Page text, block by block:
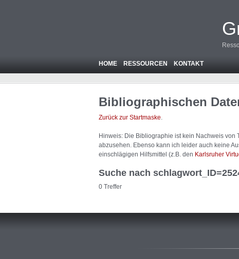
HOME RESSOURCEN KONTAKT
Bibliographischen
Zurück zur Startmaske.
Hinweis: Die Bibliographie ist kein Nachweis von
abzusehen. Ebenso kann ich leider auch keine
einschlägigen Hilfsmittel (z.B. den Karlsruher
Suche nach
0 Treffer